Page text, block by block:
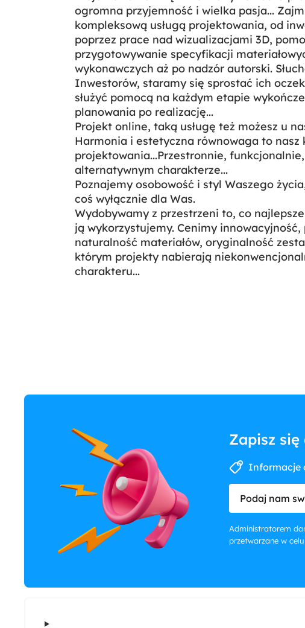
ogromna przyjemność i wielka pasja...
kompleksową usługą projektowania, od
poprzez prace nad wizualizacjami 3D,
przygotowywanie specyfikacji
wykonawczych aż po nadzór autorski.
Inwestorów, staramy się sprostać ich
służyć pomocą na każdym etapie
planowania po realizację...
Projekt online, taką usługę też możesz u
Harmonia i estetyczna równowaga to nasz
projektowania...Przestronnie,
alternatywnym charakterze...
Poznajemy osobowość i styl Waszego
coś wyłącznie dla Was.
Wydobywamy z przestrzeni to, co
ją wykorzystujemy. Cenimy
naturalność materiałów, oryginalność
którym projekty nabierają
charakteru...
Zapisz
Informacje
Podaj nam
Administratorem
przetwarzane w